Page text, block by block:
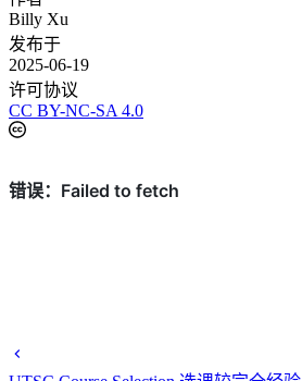
Billy Xu
发布于
2025-06-19
许可协议
CC BY-NC-SA 4.0